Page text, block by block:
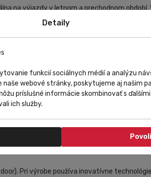
na výjazdy v letnom a prechodnom
zložiť do vlastného vrecka bundy
a odložiť
Pri výrobe používa inovatívne
Detaily
funkcií sociálnych médií a analýzu
webové stránky, poskytujeme aj našim
príslušné informácie skombinovať s
ich služby.